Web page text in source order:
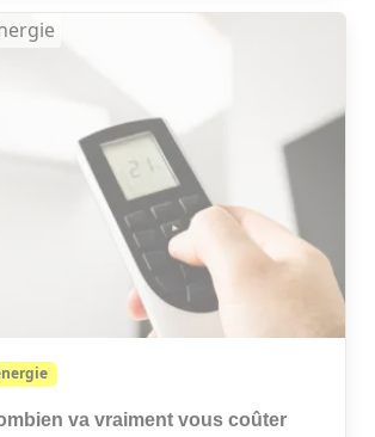
va vraiment vous coûter